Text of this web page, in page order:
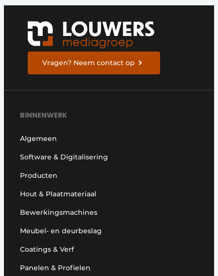
Vragen? Neem contact op
BINNENWERK
Algemeen
Software & Digitalisering
Producten
Hout & Plaatmateriaal
Bewerkingsmachines
Meubel- en deurbeslag
Coatings & Verf
Panelen & Profielen